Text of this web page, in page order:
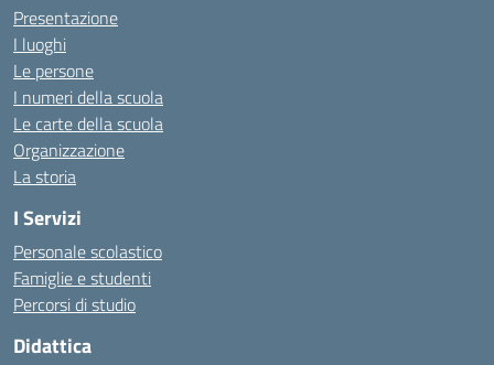
Presentazione
I luoghi
Le persone
I numeri della scuola
Le carte della scuola
Organizzazione
La storia
I Servizi
Personale scolastico
Famiglie e studenti
Percorsi di studio
Didattica